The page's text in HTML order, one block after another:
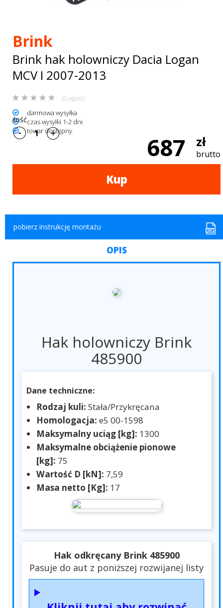
AKCESORIA
SPORTOWE
Przyczepy
samochodowe
Brink
Brink hak holowniczy Dacia Logan
MCV I 2007-2013
(0 opinii)
darmowa wysyłka
czas wysyłki 1-2 dni
towar dostępny
687 zł
brutto
ilość
Kup
pobierz instrukcję montażu
OPIS
Hak holowniczy Brink
485900
Dane techniczne:
Rodzaj kuli: Stała/Przykręcana
Homologacja: e5 00-1598
Maksymalny uciąg [kg]: 1300
Maksymalne obciążenie pionowe
[kg]: 75
Wartość D [kN]: 7,59
Masa netto [Kg]: 17
Hak odkręcany Brink 485900
Pasuje do aut z poniższej rozwijanej listy